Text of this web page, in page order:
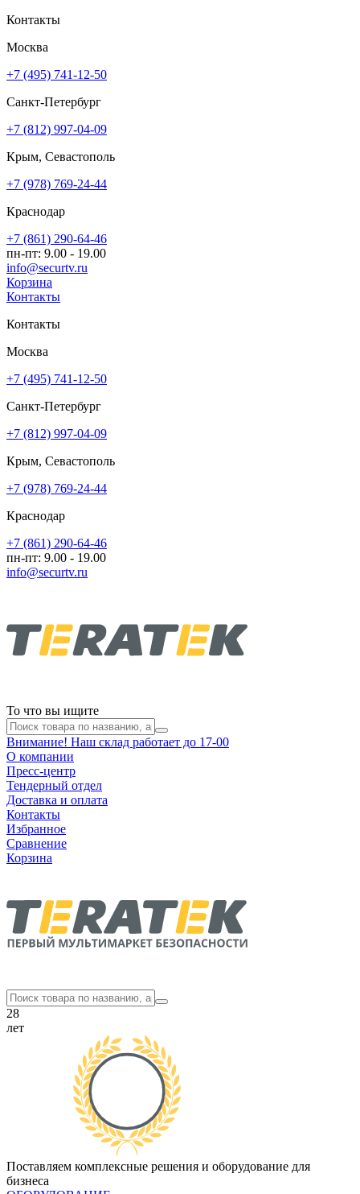
Контакты
Москва
+7 (495) 741-12-50
Санкт-Петербург
+7 (812) 997-04-09
Крым, Севастополь
+7 (978) 769-24-44
Краснодар
+7 (861) 290-64-46
пн-пт: 9.00 - 19.00
info@securtv.ru
Корзина
Контакты
Контакты
Москва
+7 (495) 741-12-50
Санкт-Петербург
+7 (812) 997-04-09
Крым, Севастополь
+7 (978) 769-24-44
Краснодар
+7 (861) 290-64-46
пн-пт: 9.00 - 19.00
info@securtv.ru
То что вы ищите
Внимание! Наш склад работает до 17-00
О компании
Пресс-центр
Тендерный отдел
Доставка и оплата
Контакты
Избранное
Сравнение
Корзина
28
лет
Поставляем комплексные решения и оборудование для
бизнеса